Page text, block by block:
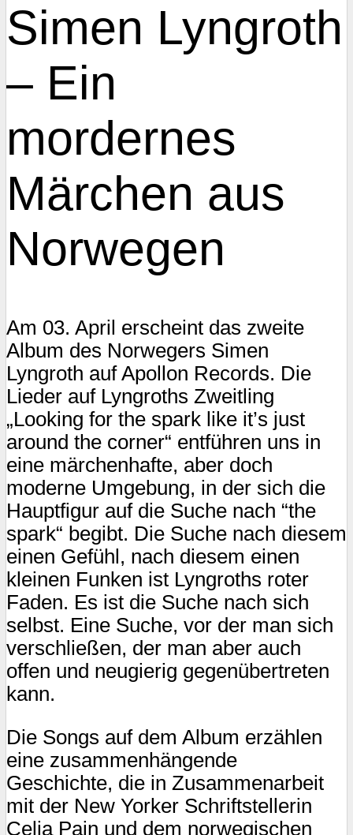
Simen Lyngroth
– Ein
mordernes
Märchen aus
Norwegen
Am 03. April erscheint das zweite
Album des Norwegers Simen
Lyngroth auf Apollon Records. Die
Lieder auf Lyngroths Zweitling
„Looking for the spark like it’s just
around the corner“ entführen uns in
eine märchenhafte, aber doch
moderne Umgebung, in der sich die
Hauptfigur auf die Suche nach “the
spark“ begibt. Die Suche nach diesem
einen Gefühl, nach diesem einen
kleinen Funken ist Lyngroths roter
Faden. Es ist die Suche nach sich
selbst. Eine Suche, vor der man sich
verschließen, der man aber auch
offen und neugierig gegenübertreten
kann.
Die Songs auf dem Album erzählen
eine zusammenhängende
Geschichte, die in Zusammenarbeit
mit der New Yorker Schriftstellerin
Celia Pain und dem norwegischen